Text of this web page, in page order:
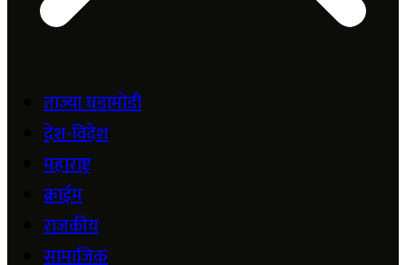
ताज्या घडामोडी
देश-विदेश
महाराष्ट्र
क्राईम
राजकीय
सामाजिक